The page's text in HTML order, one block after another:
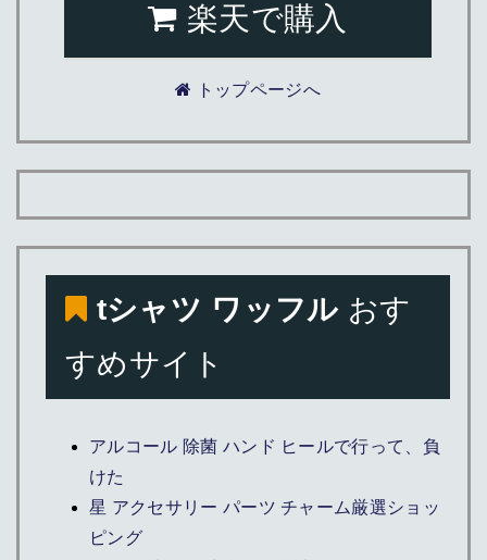
楽天で購入
トップページへ
tシャツ ワッフル おす
すめサイト
アルコール 除菌 ハンド ヒールで行って、負
けた
星 アクセサリー パーツ チャーム厳選ショッ
ピング